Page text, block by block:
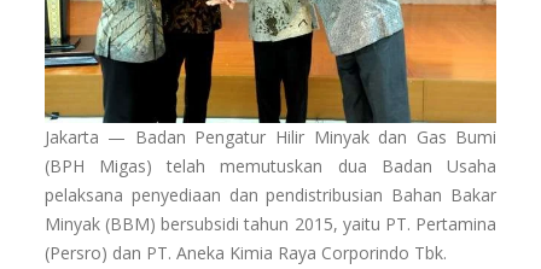
Jakarta — Badan Pengatur Hilir Minyak dan Gas Bumi
(BPH Migas) telah memutuskan dua Badan Usaha
pelaksana penyediaan dan pendistribusian Bahan Bakar
Minyak (BBM) bersubsidi tahun 2015, yaitu PT. Pertamina
(Persro) dan PT. Aneka Kimia Raya Corporindo Tbk.